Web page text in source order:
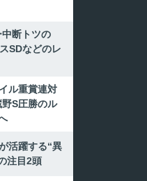
断トツの
SDなどのレ
ル重賞連対
S圧勝のル
活躍する“異
注目2頭